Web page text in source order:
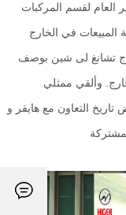
العام لقسم المركبات
المبيعات في الخارج
تشانغ لى شين بوصف
وألقي ممثلي
تاريخ التعاون مع هايقر و